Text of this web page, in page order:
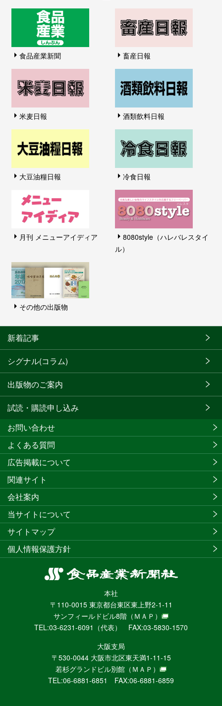
食品産業新聞 畜産日報
米麦日報 酒類飲料日報
大豆油糧日報 冷食日報
月刊 メニューアイディア
8080style（ハレバレスタイ
ル）
その他の出版物
新着記事
シグナル(コラム)
出版物のご案内
試読・購読申し込み
食
産
業
新
聞
社
ニ
ュ
ー
本社
〒110-0015 東京都台東区東上野2-1-11
サンフィールドビル8階 （ＭＡＰ）
TEL:03-6231-6091（代表） FAX:03-5830-1570
大阪支局
〒530-0044 大阪市北区東天満1-11-15
若杉グランドビル別館 （ＭＡＰ）
TEL:06-6881-6851 FAX:06-6881-6859
お問い合わせ
よくある質問
広告掲載について
関連サイト
会社案内
当サイトについて
サイトマップ
個人情報保護方針